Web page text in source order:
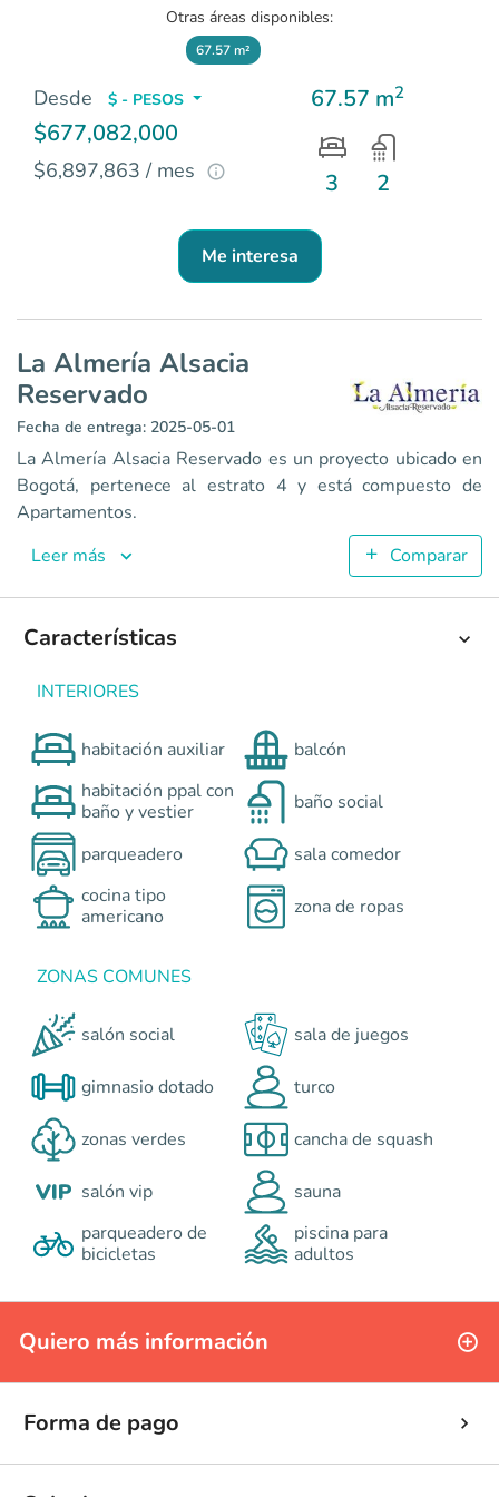
La Almería Alsacia Reservado
Apartamentos en Bogotá - Alsacia <p>Ubicado en la
5
3
0
Otras áreas disponibles:
67.57 m²
Desde $ - PESOS
$677,082,000
$6,897,863 / mes
67.57 m2
3 2
Me interesa
La Almería Alsacia
Reservado
Fecha de entrega: 2025-05-01
La Almería Alsacia Reservado es un proyecto ubicado en
Bogotá, pertenece al estrato 4 y está compuesto de
Apartamentos.
Leer más
Comparar
Características
INTERIORES
habitación auxiliar
balcón
habitación ppal con
baño y vestier
baño social
parqueadero
sala comedor
cocina tipo
americano
zona de ropas
ZONAS COMUNES
salón social sala de juegos
gimnasio dotado turco
zonas verdes cancha de squash
salón vip
sauna
parqueadero de
bicicletas
piscina para
adultos
Quiero más información
Forma de pago